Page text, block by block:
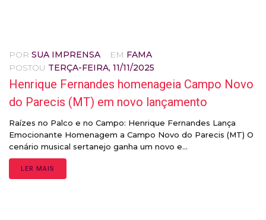
POR SUA IMPRENSA EM FAMA
POSTOU TERÇA-FEIRA, 11/11/2025
Henrique Fernandes homenageia Campo Novo
do Parecis (MT) em novo lançamento
Raízes no Palco e no Campo: Henrique Fernandes Lança
Emocionante Homenagem a Campo Novo do Parecis (MT) ​O
cenário musical sertanejo ganha um novo e...
LER MAIS